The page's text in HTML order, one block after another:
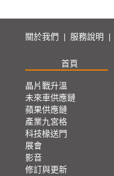
關於我們 服務說明
首頁
晶片戰升溫
未來車供應鏈
蘋果供應鏈
產業九宮格
科技椽送門
展會
影音
修訂與更新